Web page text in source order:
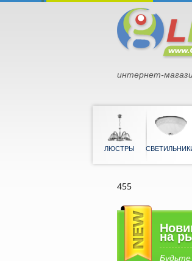
интернет-
ЛЮСТРЫ
455
на